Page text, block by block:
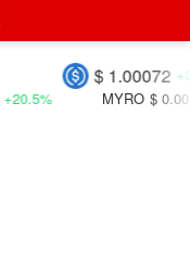
$ 1.00072 +0.3%
MYRO
$ 0.00218